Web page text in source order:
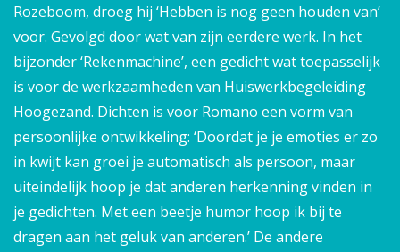
Rozeboom, droeg hij ‘Hebben is nog geen houden van’
voor. Gevolgd door wat van zijn eerdere werk. In het
bijzonder ‘Rekenmachine’, een gedicht wat toepasselijk
is voor de werkzaamheden van Huiswerkbegeleiding
Hoogezand. Dichten is voor Romano een vorm van
persoonlijke ontwikkeling: ‘Doordat je je emoties er zo
in kwijt kan groei je automatisch als persoon, maar
uiteindelijk hoop je dat anderen herkenning vinden in
je gedichten. Met een beetje humor hoop ik bij te
dragen aan het geluk van anderen.’ De andere